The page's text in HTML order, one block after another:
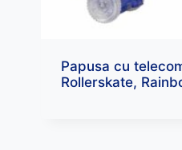
Papusa cu
Rollerskate,